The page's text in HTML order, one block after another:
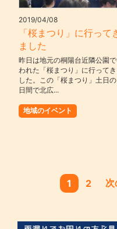
2019/04/08
「桜まつり」に行って
ました
昨日は地元の桐陽台近隣公園
われた「桜まつり」に行ってき
した。この「桜まつり」土日の
日間で北広...
地域のイベント
1 2